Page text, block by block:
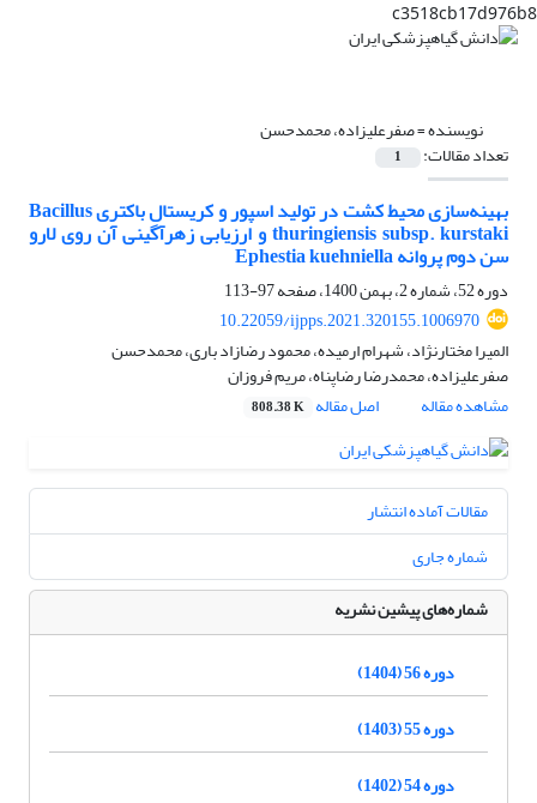
c3518cb17d976b8
نویسنده =صفرعلیزاده، محمدحسن
تعداد مقالات: 1
بهینه‌سازی محیط کشت در تولید اسپور و کریستال باکتری Bacillus
thuringiensis subsp. kurstaki و ارزیابی زهرآگینی آن روی لارو
سن دوم پروانه Ephestia kuehniella
دوره 52، شماره 2، بهمن 1400، صفحه
97-113
10.22059/ijpps.2021.320155.1006970
المیرا مختارنژاد، شهرام ارمیده، محمود رضازاد ‌باری، محمدحسن
صفرعلیزاده، محمدرضا رضاپناه، مریم فروزان
مشاهده مقاله
اصل مقاله 808.38 K
مقالات آماده انتشار
شماره جاری
شماره‌های پیشین نشریه
دوره 56 (1404)
دوره 55 (1403)
دوره 54 (1402)